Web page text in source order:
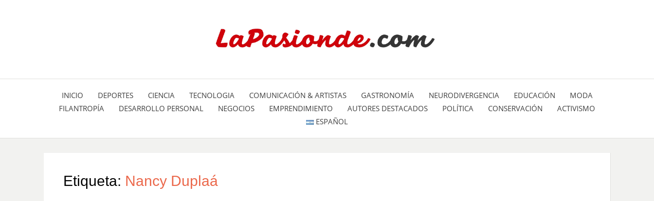
LA PASIÓN DE:
INICIO DEPORTES CIENCIA TECNOLOGIA COMUNICACIÓN & ARTISTAS GASTRONOMÍA NEURODIVERGENCIA EDUCACIÓN
MODA
FILANTROPÍA
DESARROLLO PERSONAL NEGOCIOS EMPRENDIMIENTO AUTORES DESTACADOS POLÍTICA CONSERVACIÓN
ACTIVISMO
ESPAÑOL
Etiqueta: Nancy Duplaá